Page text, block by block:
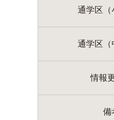
通学区（
通学区（
情報
備